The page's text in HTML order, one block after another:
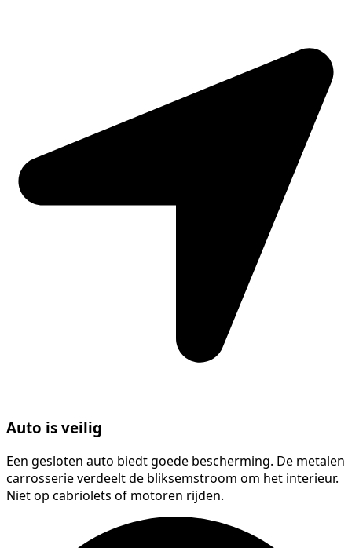
Auto is veilig
Een gesloten auto biedt goede bescherming. De metalen
carrosserie verdeelt de bliksemstroom om het interieur.
Niet op cabriolets of motoren rijden.